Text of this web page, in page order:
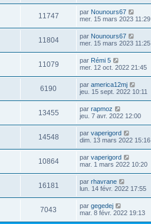
11747 par Nounours67
mer. 15 mars 2023 11:29
11804 par Nounours67
mer. 15 mars 2023 11:25
11079 par Rémi 5
mer. 12 oct. 2022 21:45
6190 par america12mj
jeu. 15 sept. 2022 10:11
13455 par rapmoz
jeu. 7 avr. 2022 12:00
14548 par vaperigord
dim. 13 mars 2022 15:16
10864 par vaperigord
mar. 1 mars 2022 10:20
16181 par rhavrane
lun. 14 févr. 2022 17:55
7043 par gegedej
mar. 8 févr. 2022 19:13